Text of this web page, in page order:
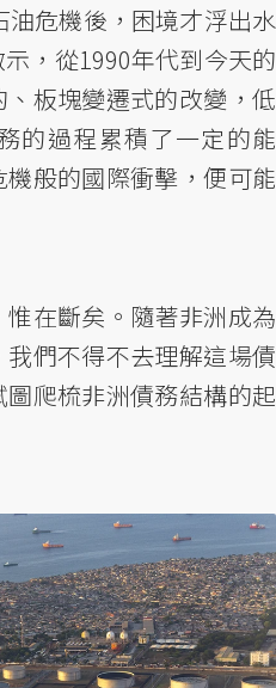
油危機後，困境才浮出水
，從1990年代到今天的
板塊變遷式的改變，低
的過程累積了一定的能
般的國際衝擊，便可能
在斷矣。隨著非洲成為
們不得不去理解這場債
爬梳非洲債務結構的起